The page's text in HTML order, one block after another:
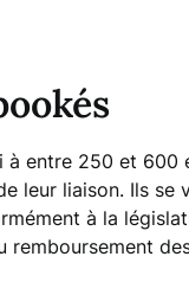
entre 250 et 600
leur liaison. Ils
à la